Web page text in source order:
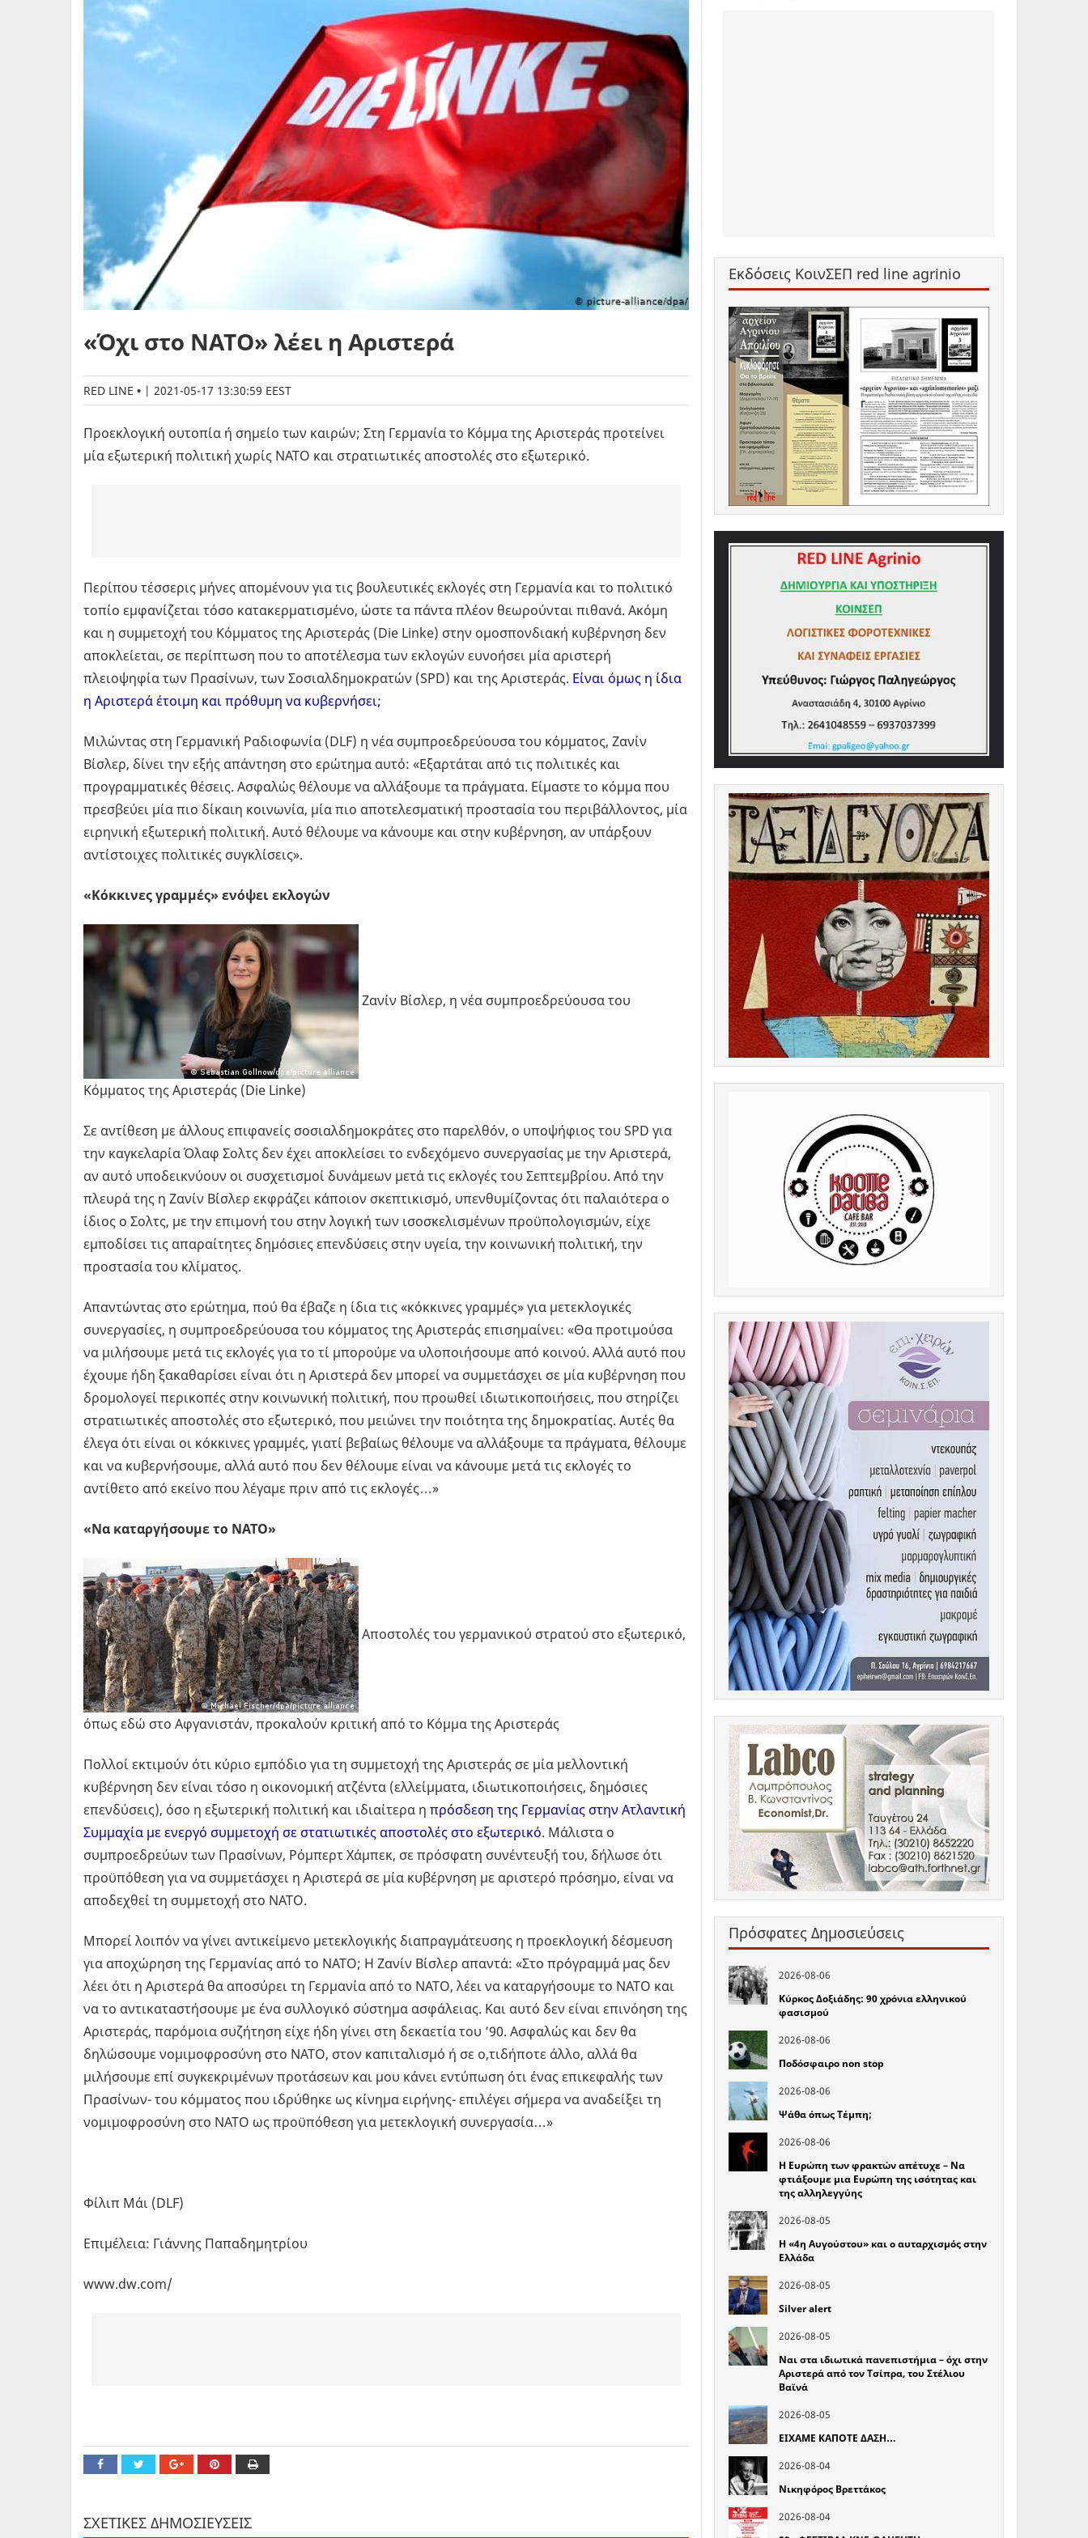
«Όχι στο ΝΑΤΟ» λέει η Αριστερά
RED LINE | 2021-05-17 13:30:59 EEST
Προεκλογική ουτοπία ή σημείο των καιρών; Στη Γερμανία το Κόμμα της Αριστεράς προτείνει
μία εξωτερική πολιτική χωρίς ΝΑΤΟ και στρατιωτικές αποστολές στο εξωτερικό.
Περίπου τέσσερις μήνες απομένουν για τις βουλευτικές εκλογές στη Γερμανία και το πολιτικό
τοπίο εμφανίζεται τόσο κατακερματισμένο, ώστε τα πάντα πλέον θεωρούνται πιθανά. Ακόμη
και η συμμετοχή του Κόμματος της Αριστεράς (Die Linke) στην ομοσπονδιακή κυβέρνηση δεν
αποκλείεται, σε περίπτωση που το αποτέλεσμα των εκλογών ευνοήσει μία αριστερή
πλειοψηφία των Πρασίνων, των Σοσιαλδημοκρατών (SPD) και της Αριστεράς. Είναι όμως η ίδια
η Αριστερά έτοιμη και πρόθυμη να κυβερνήσει;
Μιλώντας στη Γερμανική Ραδιοφωνία (DLF) η νέα συμπροεδρεύουσα του κόμματος, Ζανίν
Βίσλερ, δίνει την εξής απάντηση στο ερώτημα αυτό: «Εξαρτάται από τις πολιτικές και
προγραμματικές θέσεις. Ασφαλώς θέλουμε να αλλάξουμε τα πράγματα. Είμαστε το κόμμα που
πρεσβεύει μία πιο δίκαιη κοινωνία, μία πιο αποτελεσματική προστασία του περιβάλλοντος, μία
ειρηνική εξωτερική πολιτική. Αυτό θέλουμε να κάνουμε και στην κυβέρνηση, αν υπάρξουν
αντίστοιχες πολιτικές συγκλίσεις».
«Κόκκινες γραμμές» ενόψει εκλογών
Ζανίν Βίσλερ, η νέα συμπροεδρεύουσα του
Κόμματος της Αριστεράς (Die Linke)
Σε αντίθεση με άλλους επιφανείς σοσιαλδημοκράτες στο παρελθόν, ο υποψήφιος του SPD για
την καγκελαρία Όλαφ Σολτς δεν έχει αποκλείσει το ενδεχόμενο συνεργασίας με την Αριστερά,
αν αυτό υποδεικνύουν οι συσχετισμοί δυνάμεων μετά τις εκλογές του Σεπτεμβρίου. Από την
πλευρά της η Ζανίν Βίσλερ εκφράζει κάποιον σκεπτικισμό, υπενθυμίζοντας ότι παλαιότερα ο
ίδιος ο Σολτς, με την επιμονή του στην λογική των ισοσκελισμένων προϋπολογισμών, είχε
εμποδίσει τις απαραίτητες δημόσιες επενδύσεις στην υγεία, την κοινωνική πολιτική, την
προστασία του κλίματος.
Απαντώντας στο ερώτημα, πού θα έβαζε η ίδια τις «κόκκινες γραμμές» για μετεκλογικές
συνεργασίες, η συμπροεδρεύουσα του κόμματος της Αριστεράς επισημαίνει: «Θα προτιμούσα
να μιλήσουμε μετά τις εκλογές για το τί μπορούμε να υλοποιήσουμε από κοινού. Αλλά αυτό που
έχουμε ήδη ξακαθαρίσει είναι ότι η Αριστερά δεν μπορεί να συμμετάσχει σε μία κυβέρνηση που
δρομολογεί περικοπές στην κοινωνική πολιτική, που προωθεί ιδιωτικοποιήσεις, που στηρίζει
στρατιωτικές αποστολές στο εξωτερικό, που μειώνει την ποιότητα της δημοκρατίας. Αυτές θα
έλεγα ότι είναι οι κόκκινες γραμμές, γιατί βεβαίως θέλουμε να αλλάξουμε τα πράγματα, θέλουμε
και να κυβερνήσουμε, αλλά αυτό που δεν θέλουμε είναι να κάνουμε μετά τις εκλογές το
αντίθετο από εκείνο που λέγαμε πριν από τις εκλογές…»
«Να καταργήσουμε το ΝΑΤΟ»
Αποστολές του γερμανικού στρατού στο εξωτερικό,
όπως εδώ στο Αφγανιστάν, προκαλούν κριτική από το Κόμμα της Αριστεράς
Πολλοί εκτιμούν ότι κύριο εμπόδιο για τη συμμετοχή της Αριστεράς σε μία μελλοντική
κυβέρνηση δεν είναι τόσο η οικονομική ατζέντα (ελλείμματα, ιδιωτικοποιήσεις, δημόσιες
επενδύσεις), όσο η εξωτερική πολιτική και ιδιαίτερα η πρόσδεση της Γερμανίας στην Ατλαντική
Συμμαχία με ενεργό συμμετοχή σε στατιωτικές αποστολές στο εξωτερικό. Μάλιστα ο
συμπροεδρεύων των Πρασίνων, Ρόμπερτ Χάμπεκ, σε πρόσφατη συνέντευξή του, δήλωσε ότι
προϋπόθεση για να συμμετάσχει η Αριστερά σε μία κυβέρνηση με αριστερό πρόσημο, είναι να
αποδεχθεί τη συμμετοχή στο ΝΑΤΟ.
Μπορεί λοιπόν να γίνει αντικείμενο μετεκλογικής διαπραγμάτευσης η προεκλογική δέσμευση
για αποχώρηση της Γερμανίας από το ΝΑΤΟ; Η Ζανίν Βίσλερ απαντά: «Στο πρόγραμμά μας δεν
λέει ότι η Αριστερά θα αποσύρει τη Γερμανία από το ΝΑΤΟ, λέει να καταργήσουμε το ΝΑΤΟ και
να το αντικαταστήσουμε με ένα συλλογικό σύστημα ασφάλειας. Και αυτό δεν είναι επινόηση της
Αριστεράς, παρόμοια συζήτηση είχε ήδη γίνει στη δεκαετία του ’90. Ασφαλώς και δεν θα
δηλώσουμε νομιμοφροσύνη στο ΝΑΤΟ, στον καπιταλισμό ή σε ο,τιδήποτε άλλο, αλλά θα
μιλήσουμε επί συγκεκριμένων προτάσεων και μου κάνει εντύπωση ότι ένας επικεφαλής των
Πρασίνων- του κόμματος που ιδρύθηκε ως κίνημα ειρήνης- επιλέγει σήμερα να αναδείξει τη
νομιμοφροσύνη στο ΝΑΤΟ ως προϋπόθεση για μετεκλογική συνεργασία…»
Φίλιπ Μάι (DLF)
Επιμέλεια: Γιάννης Παπαδημητρίου
www.dw.com/
ΣΧΕΤΙΚΕΣ ΔΗΜΟΣΙΕΥΣΕΙΣ
Εκδόσεις ΚοινΣΕΠ red line agrinio
Πρόσφατες Δημοσιεύσεις
2026-08-06
Κύρκος Δοξιάδης: 90 χρόνια ελληνικού
φασισμού
2026-08-06
Ποδόσφαιρο non stop
2026-08-06
Ψάθα όπως Τέμπη;
2026-08-06
Η Ευρώπη των φρακτών απέτυχε – Να
φτιάξουμε μια Ευρώπη της ισότητας και
της αλληλεγγύης
2026-08-05
Η «4η Αυγούστου» και ο αυταρχισμός στην
Ελλάδα
2026-08-05
Silver alert
2026-08-05
Ναι στα ιδιωτικά πανεπιστήμια – όχι στην
Αριστερά από τον Τσίπρα, του Στέλιου
Βαϊνά
2026-08-05
ΕΙΧΑΜΕ ΚΑΠΟΤΕ ΔΑΣΗ…
2026-08-04
Νικηφόρος Βρεττάκος
2026-08-04